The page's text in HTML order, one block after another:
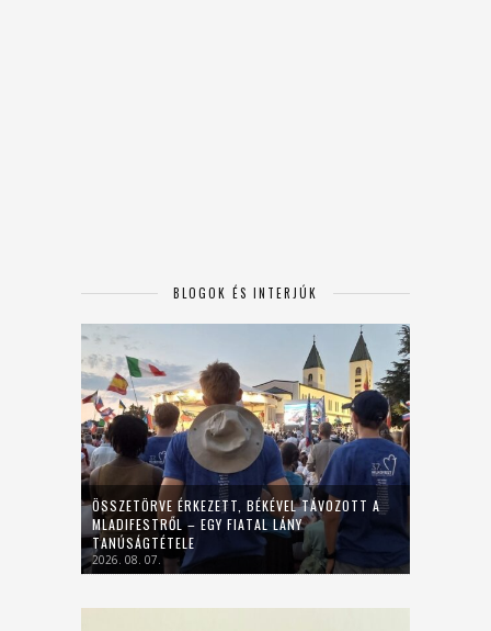
BLOGOK ÉS INTERJÚK
ÖSSZETÖRVE ÉRKEZETT, BÉKÉVEL TÁVOZOTT A
MLADIFESTRŐL – EGY FIATAL LÁNY
TANÚSÁGTÉTELE
2026. 08. 07.